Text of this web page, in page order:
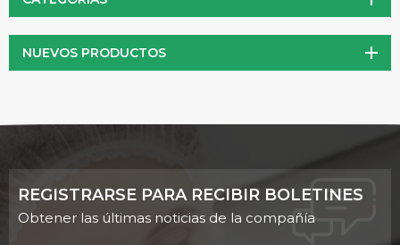
NUEVOS PRODUCTOS
REGISTRARSE PARA RECIBIR BOLETINES
Obtener las últimas noticias de la compañía